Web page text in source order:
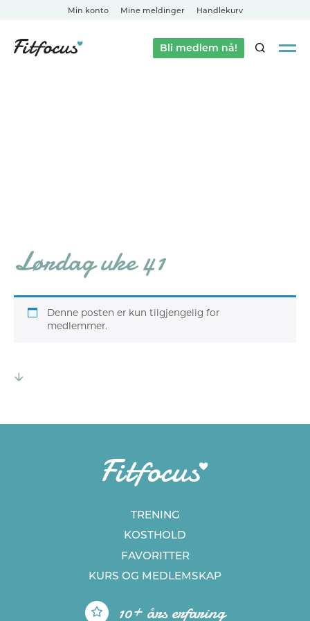
Min konto Mine meldinger Handlekurv
Bli medlem nå!SØK
Lørdag uke 41
Denne posten er kun tilgjengelig for
medlemmer.
TRENING
KOSTHOLD
FAVORITTER
KURS OG MEDLEMSKAP
10+ års erfaring